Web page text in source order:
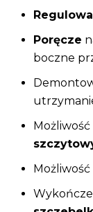
Poręcze
boczne
Możliwość